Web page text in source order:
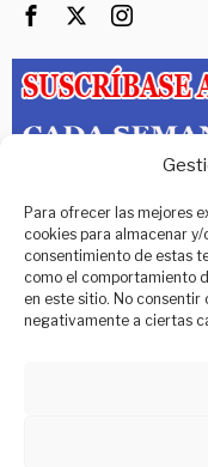
Para ofrecer las mejores
cookies para almacenar
consentimiento de estas
como el comportamiento
en este sitio. No
negativamente a ciertas
CULTURA
Web:
Correo:
C/ Astorga, 27 –
La
La